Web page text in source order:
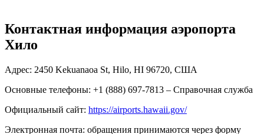
Контактная информация аэропорта
Хило
Адрес: 2450 Kekuanaoa St, Hilo, HI 96720, США
Основные телефоны: +1 (888) 697-7813 – Справочная служба
Официальный сайт: https://airports.hawaii.gov/
Электронная почта: обращения принимаются через форму